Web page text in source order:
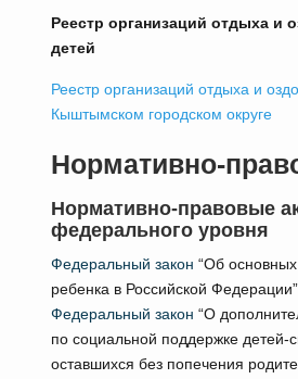
Реестр организаций отдыха и
детей
Реестр организаций отдыха и
Кыштымском городском округе
Нормативно-
Нормативно-правовые
федерального уровня
Федеральный закон “Об
ребенка в Российской Федерации”
Федеральный закон “О
по социальной поддержке детей-
оставшихся без попечения